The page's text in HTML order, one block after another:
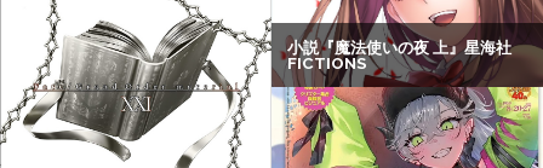
【朗報】アマガミの棚町薫さん、最新絵でめっちゃ可愛く
なる：26/08/03のニュース
【朗報】Vtuber界、新たなる『弱男の姫』が爆誕ｗｗｗｗ
ｗｗｗｗｗｗｗ